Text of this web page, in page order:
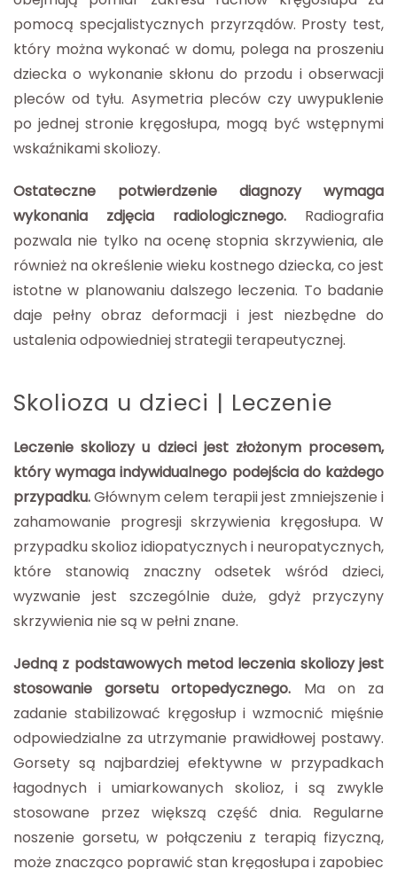
pomocą specjalistycznych przyrządów. Prosty test,
który można wykonać w domu, polega na proszeniu
dziecka o wykonanie skłonu do przodu i obserwacji
pleców od tyłu. Asymetria pleców czy uwypuklenie
po jednej stronie kręgosłupa, mogą być wstępnymi
wskaźnikami skoliozy.
Ostateczne potwierdzenie diagnozy wymaga
wykonania zdjęcia radiologicznego. Radiografia
pozwala nie tylko na ocenę stopnia skrzywienia, ale
również na określenie wieku kostnego dziecka, co jest
istotne w planowaniu dalszego leczenia. To badanie
daje pełny obraz deformacji i jest niezbędne do
ustalenia odpowiedniej strategii terapeutycznej.
Skolioza u dzieci | Leczenie
Leczenie skoliozy u dzieci jest złożonym procesem,
który wymaga indywidualnego podejścia do każdego
przypadku.Głównym celem terapii jest zmniejszenie i
zahamowanie progresji skrzywienia kręgosłupa. W
przypadku skolioz idiopatycznych i neuropatycznych,
które stanowią znaczny odsetek wśród dzieci,
wyzwanie jest szczególnie duże, gdyż przyczyny
skrzywienia nie są w pełni znane.
Jedną z podstawowych metod leczenia skoliozy jest
stosowanie gorsetu ortopedycznego. Ma on za
zadanie stabilizować kręgosłup i wzmocnić mięśnie
odpowiedzialne za utrzymanie prawidłowej postawy.
Gorsety są najbardziej efektywne w przypadkach
łagodnych i umiarkowanych skolioz, i są zwykle
stosowane przez większą część dnia. Regularne
noszenie gorsetu, w połączeniu z terapią fizyczną,
może znacząco poprawić stan kręgosłupa i zapobiec